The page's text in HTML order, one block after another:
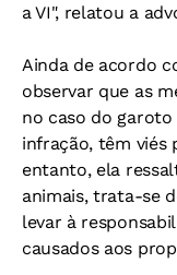
a VI", relatou a
Ainda de acordo
observar que as
no caso do
infração, têm viés
entanto, ela
animais, trata-se
levar à
causados aos